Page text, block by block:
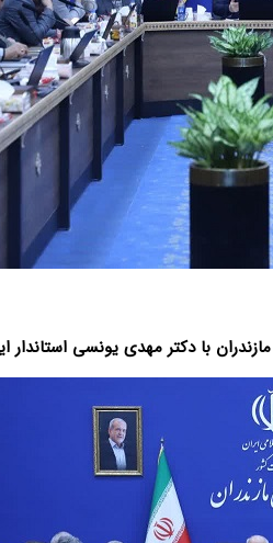
با دکتر مهدی یونسی استاندار